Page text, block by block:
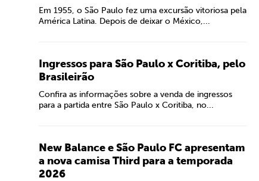
Em 1955, o São Paulo fez uma excursão vitoriosa pela
América Latina. Depois de deixar o México,...
Ingressos para São Paulo x Coritiba, pelo
Brasileirão
Confira as informações sobre a venda de ingressos
para a partida entre São Paulo x Coritiba, no...
New Balance e São Paulo FC apresentam
a nova camisa Third para a temporada
2026